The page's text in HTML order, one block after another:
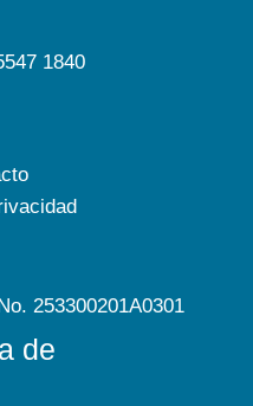
1840
253300201A0301
de